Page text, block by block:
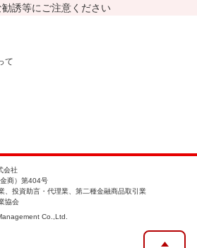
誘等にご注意ください
て
会社
商）第404号
、投資助言・代理業、第二種金融商品取引業
協会
Co.,Ltd.